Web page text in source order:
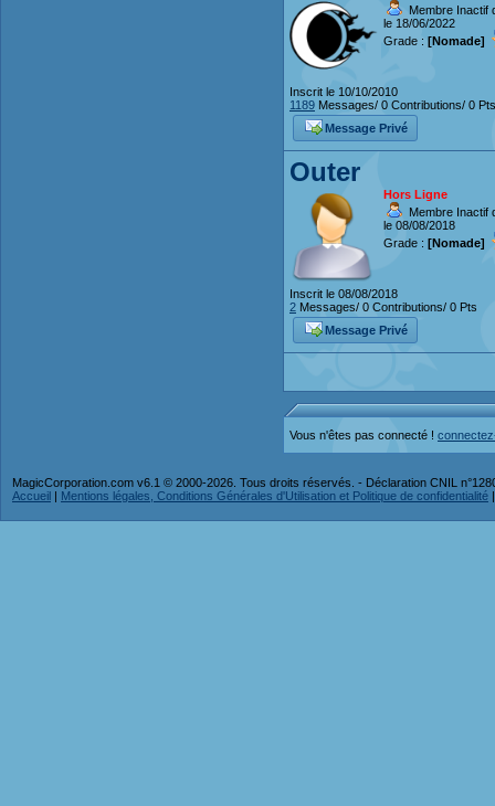
Membre Inactif
le 18/06/2022
Grade : [Nomade]
Inscrit le 10/10/2010
1189 Messages/ 0 Contributions/ 0 Pts
Message Privé
Outer
Hors Ligne
Membre Inactif
le 08/08/2018
Grade : [Nomade]
Inscrit le 08/08/2018
2 Messages/ 0 Contributions/ 0 Pts
Message Privé
Vous n'êtes pas connecté !
MagicCorporation.com v6.1 © 2000-2026. Tous droits réservés. - Déclaration CNIL
Accueil | Mentions légales, Conditions Générales d'Utilisation et Politique de confidentialité